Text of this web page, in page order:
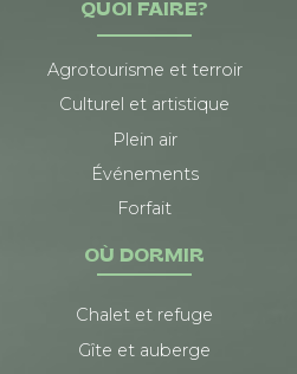
QUOI FAIRE?
Agrotourisme et terroir
Culturel et artistique
Plein air
Événements
Forfait
OÙ DORMIR
Chalet et refuge
Gîte et auberge